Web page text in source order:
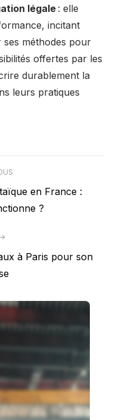
légale: elle
incitant
méthodes pour
offertes par les
durablement la
leurs pratiques
en France :
?
à Paris pour son